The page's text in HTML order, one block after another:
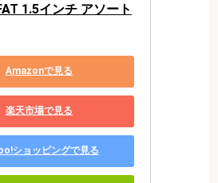
1.5インチ アソート
Amazonで見る
楽天市場で見る
ショッピングで見る